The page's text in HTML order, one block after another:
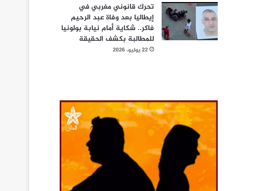
تحرك قانوني مغربي في
إيطاليا بعد وفاة عبد الرحيم
فاكر.. شكاية أمام نيابة بولونيا
للمطالبة بكشف الحقيقة
22 يوليو، 2026